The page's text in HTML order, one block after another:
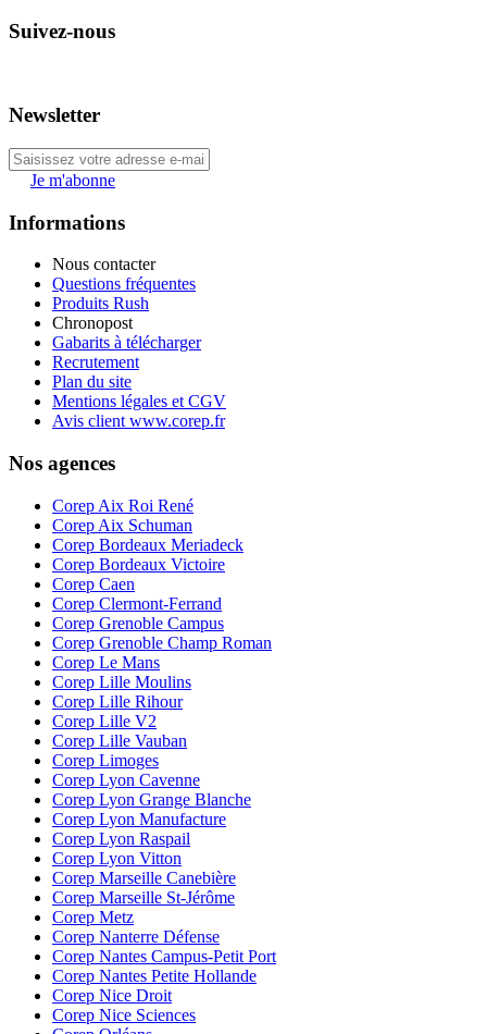
Suivez-nous
Newsletter
Je m'abonne
Informations
Nous contacter
Questions fréquentes
Produits Rush
Chronopost
Gabarits à télécharger
Recrutement
Plan du site
Mentions légales et CGV
Avis client www.corep.fr
Nos agences
Corep Aix Roi René
Corep Aix Schuman
Corep Bordeaux Meriadeck
Corep Bordeaux Victoire
Corep Caen
Corep Clermont-Ferrand
Corep Grenoble Campus
Corep Grenoble Champ Roman
Corep Le Mans
Corep Lille Moulins
Corep Lille Rihour
Corep Lille V2
Corep Lille Vauban
Corep Limoges
Corep Lyon Cavenne
Corep Lyon Grange Blanche
Corep Lyon Manufacture
Corep Lyon Raspail
Corep Lyon Vitton
Corep Marseille Canebière
Corep Marseille St-Jérôme
Corep Metz
Corep Nanterre Défense
Corep Nantes Campus-Petit Port
Corep Nantes Petite Hollande
Corep Nice Droit
Corep Nice Sciences